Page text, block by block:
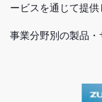
ービスを通じて提供
事業分野別の製品